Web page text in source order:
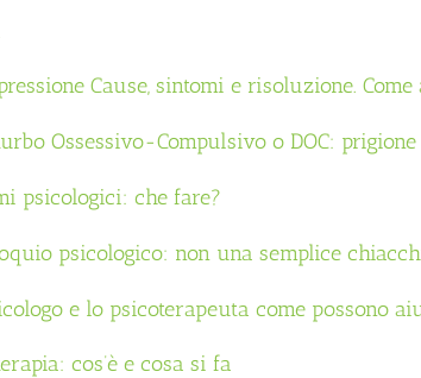
Cause, sintomi e risoluzione.
Ossessivo-Compulsivo o DOC:
psicologici: che fare?
psicologico: non una semplice
e lo psicoterapeuta come possono
cos’è e cosa si fa